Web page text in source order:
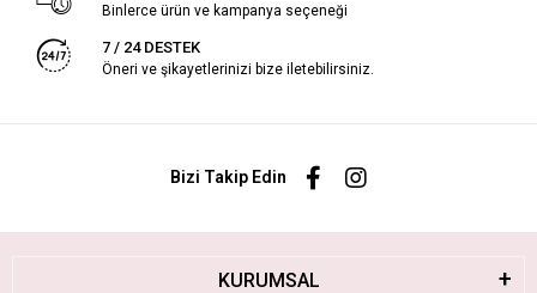
Binlerce ürün ve kampanya seçeneği
7 / 24 DESTEK
Öneri ve şikayetlerinizi bize iletebilirsiniz.
Bizi Takip Edin
KURUMSAL